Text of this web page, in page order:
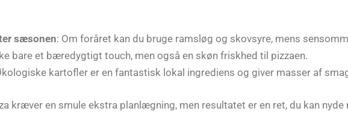
sæsonen: Om foråret kan du bruge ramsløg og skovsyre, mens
bare et bæredygtigt touch, men også en skøn friskhed til pizzaen.
kartofler er en fantastisk lokal ingrediens og giver masser af
kræver en smule ekstra planlægning, men resultatet er en ret, du kan